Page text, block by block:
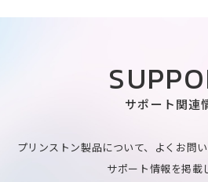
サポート関連
プリンストン製品について、よくお問
サポート情報を掲載